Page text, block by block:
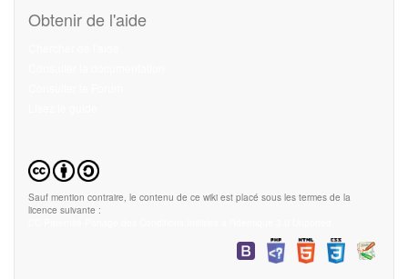
Obtenir de l'aide
Sauf mention contraire, le contenu de ce wiki est placé sous les termes de la
licence suivante :